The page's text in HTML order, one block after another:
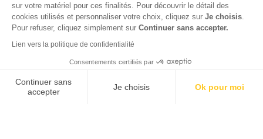
sur votre matériel pour ces finalités. Pour découvrir le détail des
cookies utilisés et personnaliser votre choix, cliquez sur Je choisis
Pour refuser, cliquez simplement sur Continuer sans accepter.
Lien vers la politique de confidentialité
Consentements certifiés par
Continuer sans
accepter
Je choisis Ok pour moi
© 2026 ORSYS
Mentions légales
CGV
Accessibilité : partiellement conforme (62 %) – Consulter
la déclaration d’accessibilité